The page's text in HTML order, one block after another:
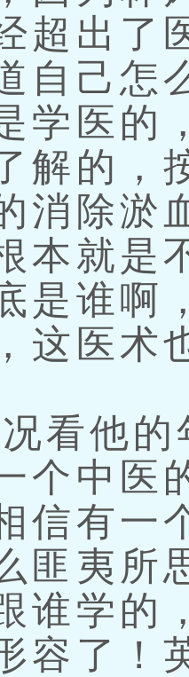
超出了
自己怎
学医的
解的，
消除淤
本就
是谁啊
这医术
看他的
个中医
信有一
匪夷所
谁学的
容了！